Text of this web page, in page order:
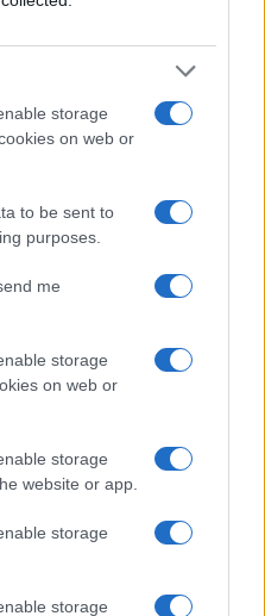
storage
on web or
to be sent to
purposes.
me
storage
on web or
storage
website or app.
storage
storage